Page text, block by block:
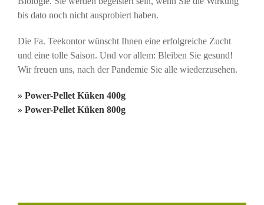
bis dato noch nicht ausprobiert haben.
Die Fa. Teekontor wünscht Ihnen eine erfolgreiche Zucht
und eine tolle Saison. Und vor allem: Bleiben Sie gesund!
Wir freuen uns, nach der Pandemie Sie alle wiederzusehen.
» Power-Pellet Küken 400g
» Power-Pellet Küken 800g